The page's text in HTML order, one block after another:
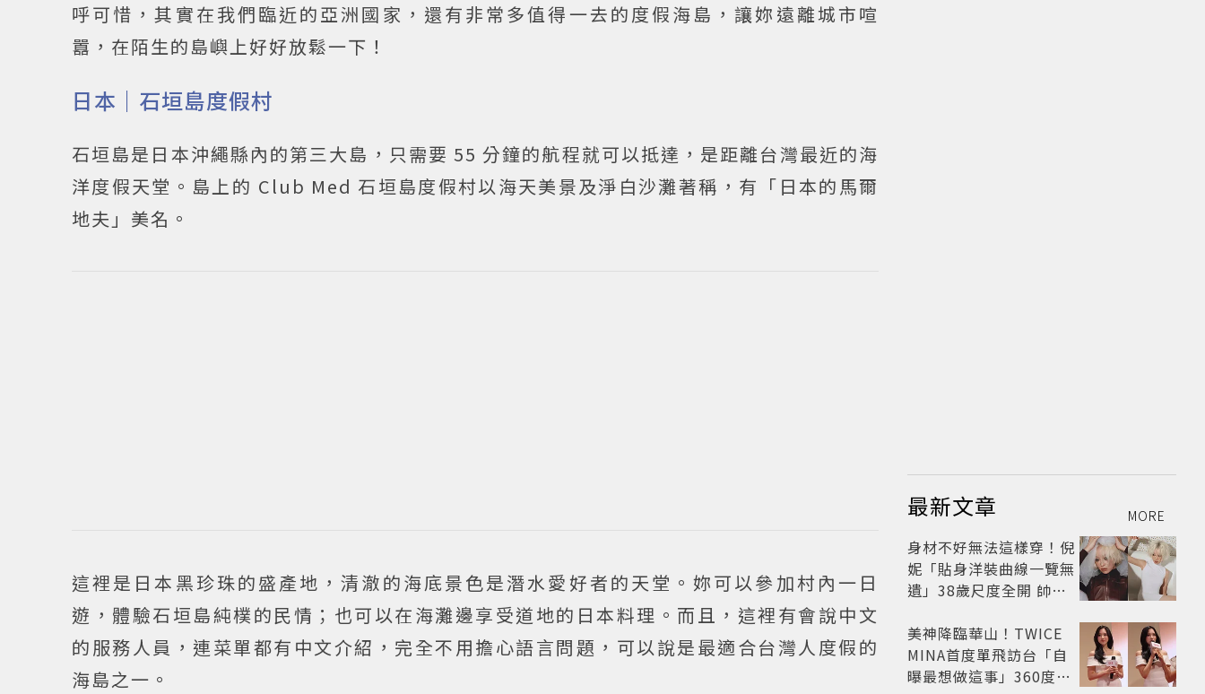
呼可惜，其實在我們臨近的亞洲國家，還有非常多值得一去的度假海島，讓妳遠離城市喧
囂，在陌生的島嶼上好好放鬆一下！
日本｜石垣島度假村
石垣島是日本沖繩縣內的第三大島，只需要 55 分鐘的航程就可以抵達，是距離台灣最近的海
洋度假天堂。島上的 Club Med 石垣島度假村以海天美景及淨白沙灘著稱，有「日本的馬爾
地夫」美名。
這裡是日本黑珍珠的盛產地，清澈的海底景色是潛水愛好者的天堂。妳可以參加村內一日
遊，體驗石垣島純樸的民情；也可以在海灘邊享受道地的日本料理。而且，這裡有會說中文
的服務人員，連菜單都有中文介紹，完全不用擔心語言問題，可以說是最適合台灣人度假的
海島之一。
最新文章 MORE
身材不好無法這樣穿！倪
妮「貼身洋裝曲線一覽無
遺」38歲尺度全開 帥氣
美神降臨華山！TWICE
MINA首度單飛訪台「自
曝最想做這事」360度0